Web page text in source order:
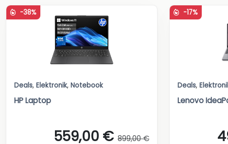
-38%
Deals, Elektronik, Notebook
HP Laptop
559,00 € 899,00 €
-17%
Deals,
Lenovo